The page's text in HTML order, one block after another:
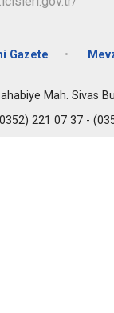
Gazete
Mah. Sivas
221 07 37 -